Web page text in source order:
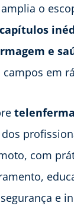
o
capítulos
e
em
com
e